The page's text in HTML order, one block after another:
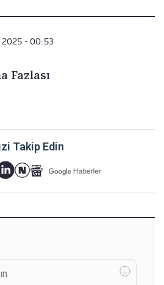
2025 - 00:53
Fazlası
Takip Edin